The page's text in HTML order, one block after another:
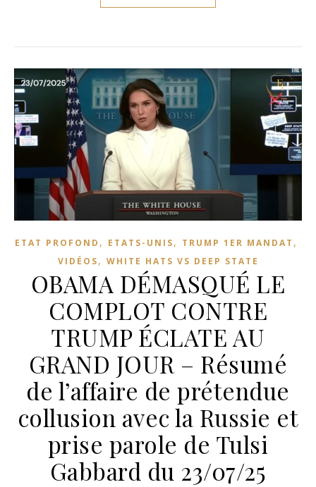
ETAT PROFOND , ETATS-UNIS, TRUMP 1ER MANDAT ,
VIDÉOS, WHITE HATS VS DEEP STATE
OBAMA DÉMASQUÉ LE
COMPLOT CONTRE
TRUMP ÉCLATE AU
GRAND JOUR – Résumé
de l’affaire de prétendue
collusion avec la Russie et
prise parole de Tulsi
Gabbard du 23/07/25